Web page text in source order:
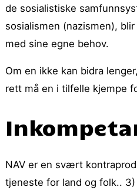
de sosialistiske
sosialismen (nazismen),
med sine egne behov.
Om en ikke kan bidra
rett må en i tilfelle kjempe
NAV er en svært
tjeneste for land og folk.. 3)